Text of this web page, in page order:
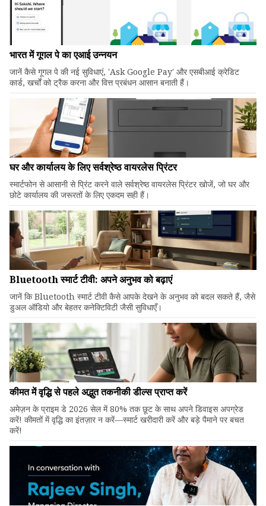
भारत में गूगल पे का एआई उन्नयन
जानें कैसे गूगल पे की नई सुविधाएं, 'Ask Google Pay' और एसबीआई क्रेडिट
कार्ड, खर्चों को ट्रैक करना और वित्त प्रबंधन आसान बनाती हैं।
घर और कार्यालय के लिए सर्वश्रेष्ठ वायरलेस प्रिंटर
स्मार्टफोन से आसानी से प्रिंट करने वाले सर्वश्रेष्ठ वायरलेस प्रिंटर खोजें, जो घर और
छोटे कार्यालय की जरूरतों के लिए एकदम सही हैं।
Bluetooth स्मार्ट टीवी: अपने अनुभव को बढ़ाएं
जानें कि Bluetooth स्मार्ट टीवी कैसे आपके देखने के अनुभव को बदल सकते हैं, जैसे
डुअल ऑडियो और बेहतर कनेक्टिविटी जैसी सुविधाएँ।
कीमत में वृद्धि से पहले अद्भुत तकनीकी डील्स प्राप्त करें
अमेज़न के प्राइम डे 2026 सेल में 80% तक छूट के साथ अपने डिवाइस अपग्रेड
करें! कीमतों में वृद्धि का इंतज़ार न करें—स्मार्ट खरीदारी करें और बड़े पैमाने पर बचत
करें!